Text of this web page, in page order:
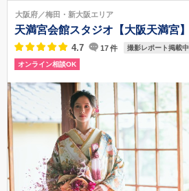
大阪府／梅田・新大阪エリア
天満宮会館スタジオ【大阪天満宮】
4.7 17件 撮影レポート掲載中
オンライン相談OK